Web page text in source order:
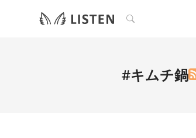
検索
#キムチ鍋